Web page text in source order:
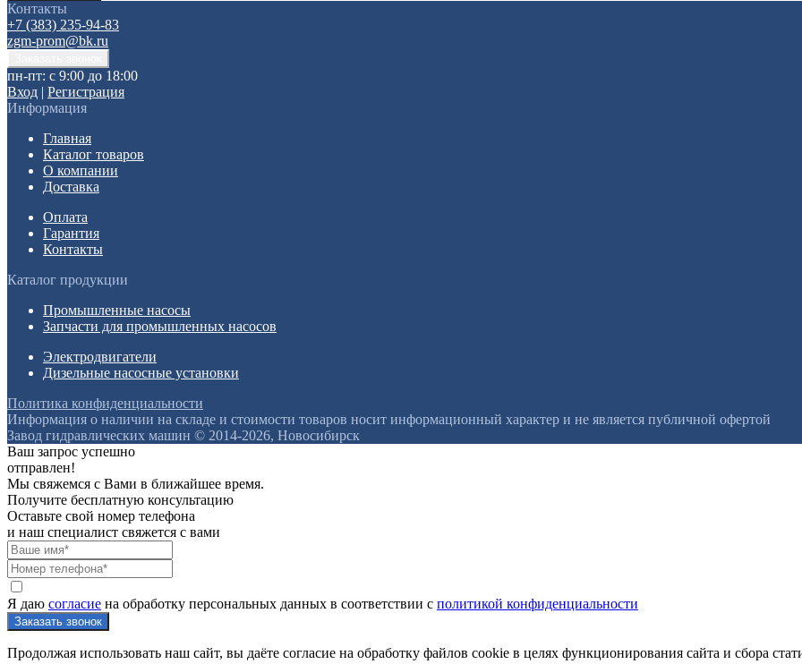
Контакты
+7 (383) 235-94-83
zgm-prom@bk.ru
пн-пт: с 9:00 до 18:00
Вход | Регистрация
Информация
Главная
Каталог товаров
О компании
Доставка
Оплата
Гарантия
Контакты
Каталог продукции
Промышленные насосы
Запчасти для промышленных насосов
Электродвигатели
Дизельные насосные установки
Политика конфиденциальности
Информация о наличии на складе и стоимости товаров носит информационный характер и не является публичной офертой
Завод гидравлических машин © 2014-2026, Новосибирск
Ваш запрос успешно
отправлен!
Мы свяжемся с Вами в ближайшее время.
Получите бесплатную консультацию
Оставьте свой номер телефона
и наш специалист свяжется с вами
Я даю согласие на обработку персональных данных в соответствии с политикой конфиденциальности
Продолжая использовать наш сайт, вы даёте согласие на обработку файлов cookie в целях функционирования сайта и сбора